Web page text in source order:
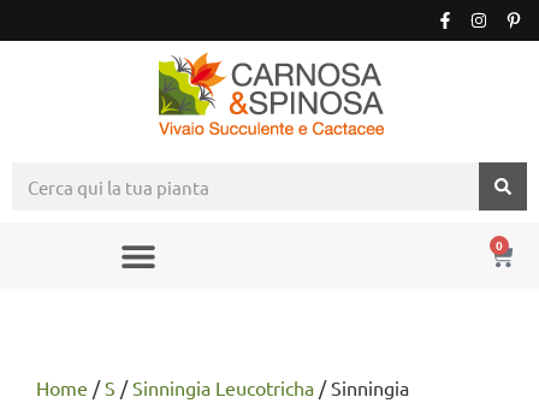
0
Home /S /Sinningia Leucotricha / Sinningia